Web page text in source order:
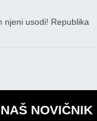
njeni usodi! Republika
NOVIČNIK